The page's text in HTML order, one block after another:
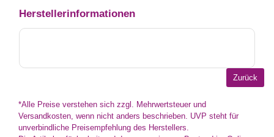
Herstellerinformationen
*Alle Preise verstehen sich zzgl. Mehrwertsteuer und
Versandkosten, wenn nicht anders beschrieben. UVP steht für
unverbindliche Preisempfehlung des Herstellers.